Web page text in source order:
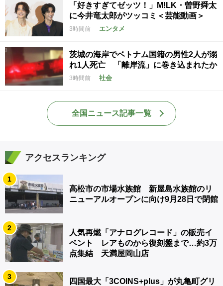
「好きすぎてゼッツ！」M!LK・曽野舜太
に今井竜太郎がツッコミ＜芸能動画＞
3時間前 エンタメ
茨城の海岸でベトナム国籍の男性2人が溺
れ1人死亡 「離岸流」に巻き込まれたか
3時間前 社会
全国ニュース記事一覧
アクセスランキング
1
高松市の市場水族館 新屋島水族館のリ
ニューアルオープンに向け9月28日で閉館
2
人気再燃「アナログレコード」の販売イ
ベント レアものから復刻盤まで…約3万
点集結 天満屋岡山店
3
四国最大「3COINS+plus」が丸亀町グリ